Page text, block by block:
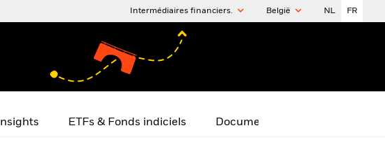
Intermédiaires financiers. België NL FR
Insights ETFs & Fonds indiciels Documents